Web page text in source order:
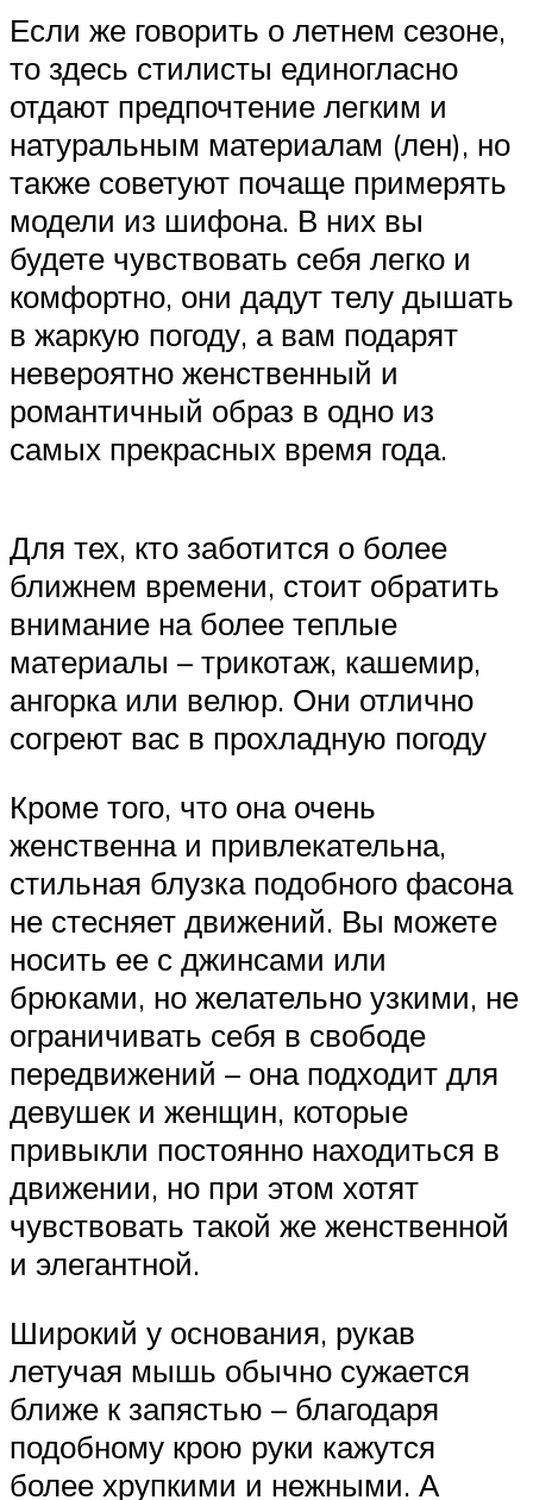
Если же говорить о летнем сезоне,
то здесь стилисты единогласно
отдают предпочтение легким и
натуральным материалам (лен), но
также советуют почаще примерять
модели из шифона. В них вы
будете чувствовать себя легко и
комфортно, они дадут телу дышать
в жаркую погоду, а вам подарят
невероятно женственный и
романтичный образ в одно из
самых прекрасных время года.
Для тех, кто заботится о более
ближнем времени, стоит обратить
внимание на более теплые
материалы – трикотаж, кашемир,
ангорка или велюр. Они отлично
согреют вас в прохладную погоду
Кроме того, что она очень
женственна и привлекательна,
стильная блузка подобного фасона
не стесняет движений. Вы можете
носить ее с джинсами или
брюками, но желательно узкими, не
ограничивать себя в свободе
передвижений – она подходит для
девушек и женщин, которые
привыкли постоянно находиться в
движении, но при этом хотят
чувствовать такой же женственной
и элегантной.
Широкий у основания, рукав
летучая мышь обычно сужается
ближе к запястью – благодаря
подобному крою руки кажутся
более хрупкими и нежными. А